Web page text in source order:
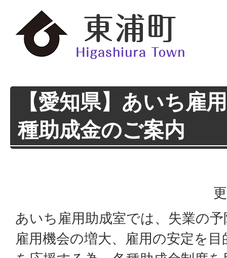
【愛知県】あいち雇
種助成金のご案内
あいち雇用助成室では、失業の
雇用機会の増大、雇用の安定を